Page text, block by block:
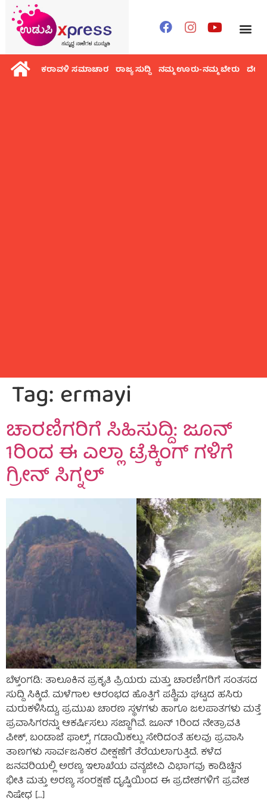
ಕರಾವಳಿ ಸಮಾಚಾರ ರಾಜ್ಯ ಸುದ್ದಿ ನಮ್ಮ ಊರು-ನಮ್ಮ ಬೇರು ದೇಶ
Tag:ermayi
ಚಾರಣಿಗರಿಗೆ ಸಿಹಿಸುದ್ದಿ: ಜೂನ್
1ರಿಂದ ಈ ಎಲ್ಲಾ ಟ್ರೆಕ್ಕಿಂಗ್ ಗಳಿಗೆ
ಗ್ರೀನ್ ಸಿಗ್ನಲ್
ಬೆಳ್ತಂಗಡಿ: ತಾಲೂಕಿನ ಪ್ರಕೃತಿ ಪ್ರಿಯರು ಮತ್ತು ಚಾರಣಿಗರಿಗೆ ಸಂತಸದ
ಸುದ್ದಿ ಸಿಕ್ಕಿದೆ. ಮಳೆಗಾಲ ಆರಂಭದ ಹೊತ್ತಿಗೆ ಪಶ್ಚಿಮ ಘಟ್ಟದ ಹಸಿರು
ಮರುಕಳಿಸಿದ್ದು, ಪ್ರಮುಖ ಚಾರಣ ಸ್ಥಳಗಳು ಹಾಗೂ ಜಲಪಾತಗಳು ಮತ್ತೆ
ಪ್ರವಾಸಿಗರನ್ನು ಆಕರ್ಷಿಸಲು ಸಜ್ಜಾಗಿವೆ. ಜೂನ್ 1ರಿಂದ ನೇತ್ರಾವತಿ
ಪೀಕ್, ಬಂಡಾಜೆ ಫಾಲ್ಸ್, ಗಡಾಯಿಕಲ್ಲು ಸೇರಿದಂತೆ ಹಲವು ಪ್ರವಾಸಿ
ತಾಣಗಳು ಸಾರ್ವಜನಿಕರ ವೀಕ್ಷಣೆಗೆ ತೆರೆಯಲಾಗುತ್ತಿದೆ. ಕಳೆದ
ಜನವರಿಯಲ್ಲಿ ಅರಣ್ಯ ಇಲಾಖೆಯ ವನ್ಯಜೀವಿ ವಿಭಾಗವು ಕಾಡಿಚ್ಚಿನ
ಭೀತಿ ಮತ್ತು ಅರಣ್ಯ ಸಂರಕ್ಷಣೆ ದೃಷ್ಟಿಯಿಂದ ಈ ಪ್ರದೇಶಗಳಿಗೆ ಪ್ರವೇಶ
ನಿಷೇಧ […]